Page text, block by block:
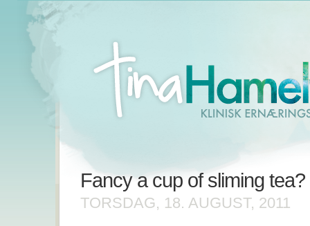
Fancy a cup of sliming tea?
TORSDAG, 18. AUGUST, 2011